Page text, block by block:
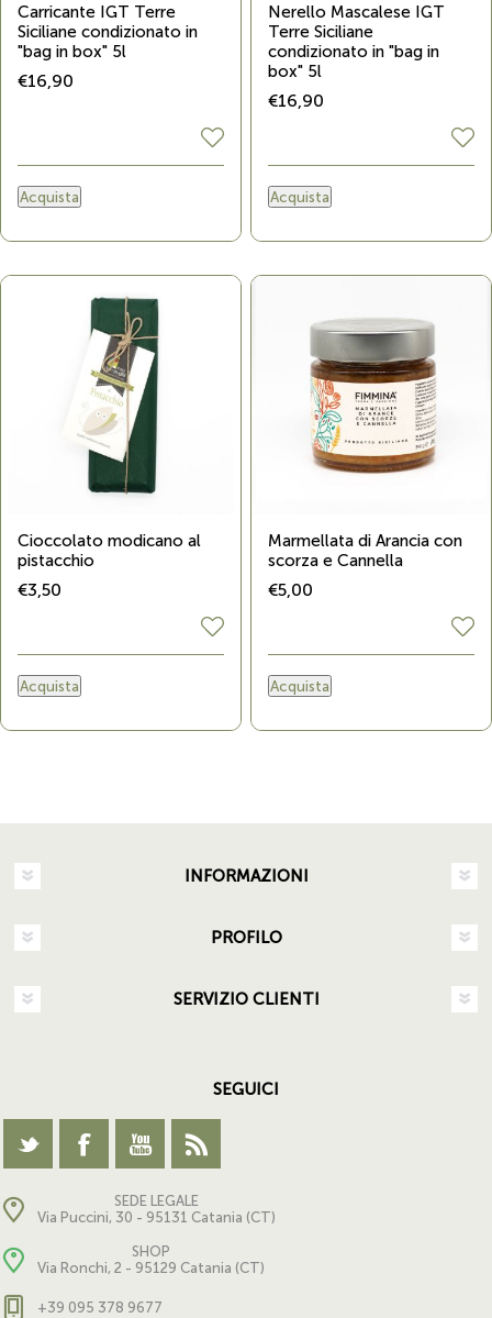
Carricante IGT Terre
Siciliane condizionato in
"bag in box" 5l
€16,90
Acquista
Nerello Mascalese IGT
Terre Siciliane
condizionato in "bag in
box" 5l
€16,90
Acquista
Cioccolato modicano al
pistacchio
€3,50
Acquista
Marmellata di Arancia con
scorza e Cannella
€5,00
Acquista
INFORMAZIONI
PROFILO
SERVIZIO CLIENTI
SEGUICI
SEDE LEGALE
Via Puccini, 30 - 95131 Catania (CT)
SHOP
Via Ronchi, 2 - 95129 Catania (CT)
+39 095 378 9677